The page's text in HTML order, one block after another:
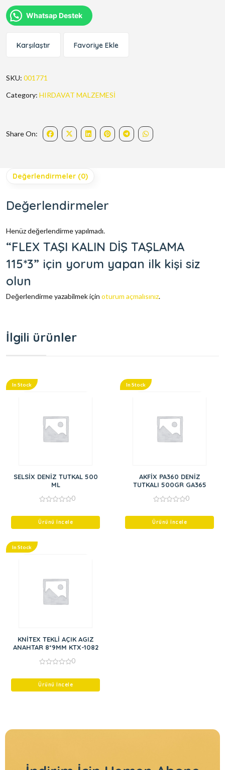
Whatsap Destek
Karşılaştır Favoriye Ekle
SKU: 001771
Category: HIRDAVAT MALZEMESİ
Share On:
Değerlendirmeler (0)
Değerlendirmeler
Henüz değerlendirme yapılmadı.
“FLEX TAŞI KALIN DİŞ TAŞLAMA
115*3” için yorum yapan ilk kişi siz
olun
Değerlendirme yazabilmek için oturum açmalısınız.
İlgili ürünler
In Stock
SELSİX DENİZ TUTKAL 500
ML
of
0
Ürünü İncele
In Stock
AKFİX PA360 DENİZ
TUTKALI 500GR GA365
of
0
Ürünü İncele
In Stock
KNİTEX TEKLİ AÇIK AGIZ
ANAHTAR 8*9MM KTX-1082
of
0
Ürünü İncele